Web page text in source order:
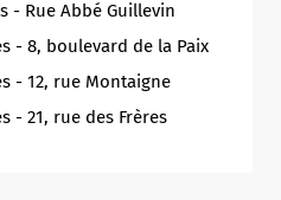
- Rue Abbé Guillevin
- 8, boulevard de la Paix
- 12, rue Montaigne
- 21, rue des Frères